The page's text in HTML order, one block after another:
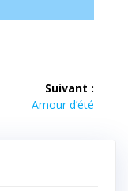
Suivant :
Article
Amour d’été